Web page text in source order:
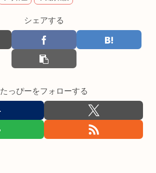
シェアする
たっぴーをフォローする